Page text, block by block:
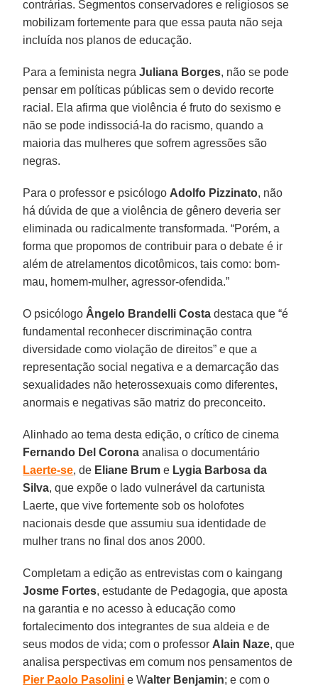
contrárias. Segmentos conservadores e religiosos se
mobilizam fortemente para que essa pauta não seja
incluída nos planos de educação.
Para a feminista negraJuliana Borges, não se pode
pensar em políticas públicas sem o devido recorte
racial. Ela afirma que violência é fruto do sexismo e
não se pode indissociá-la do racismo, quando a
maioria das mulheres que sofrem agressões são
negras.
Para o professor e psicólogo Adolfo Pizzinato, não
há dúvida de que a violência de gênero deveria ser
eliminada ou radicalmente transformada. “Porém, a
forma que propomos de contribuir para o debate é ir
além de atrelamentos dicotômicos, tais como: bom-
mau, homem-mulher, agressor-ofendida.”
O psicólogo Ângelo Brandelli Costa destaca que “é
fundamental reconhecer discriminação contra
diversidade como violação de direitos” e que a
representação social negativa e a demarcação das
sexualidades não heterossexuais como diferentes,
anormais e negativas são matriz do preconceito.
Alinhado ao tema desta edição, o crítico de cinema
Fernando Del Corona analisa o documentário
Laerte-se, de Eliane Brum e Lygia Barbosa da
Silva, que expõe o lado vulnerável da cartunista
Laerte, que vive fortemente sob os holofotes
nacionais desde que assumiu sua identidade de
mulher trans no final dos anos 2000.
Completam a edição as entrevistas com o kaingang
Josme Fortes, estudante de Pedagogia, que aposta
na garantia e no acesso à educação como
fortalecimento dos integrantes de sua aldeia e de
seus modos de vida; com o professor Alain Naze, que
analisa perspectivas em comum nos pensamentos de
Pier Paolo Pasolini e Walter Benjamin; e com o